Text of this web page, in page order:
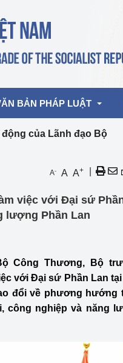
Hoạt động của Lãnh đạo
2026
luận
Họp báo
Thông cáo báo chí
Nông Lâm Thủy sản
BẢN PHÁP LUẬT
bản hợp nhất
động của Lãnh đạo Bộ
A- A A+
việc với Đại sứ
lượng Phần Lan
Công Thương, Bộ
với Đại sứ Phần Lan
đổi về phương hướng
công nghiệp và năng